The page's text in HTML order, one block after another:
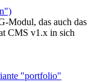
Modul, das auch das
CMS v1.x in sich
"portfolio"